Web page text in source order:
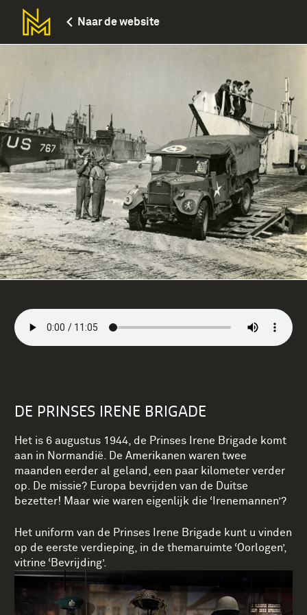
Naar de website
DE PRINSES IRENE BRIGADE
Het is 6 augustus 1944, de Prinses Irene Brigade komt
aan in Normandië. De Amerikanen waren twee
maanden eerder al geland, een paar kilometer verder
op. De missie? Europa bevrijden van de Duitse
bezetter! Maar wie waren eigenlijk die ‘Irenemannen’?
Het uniform van de Prinses Irene Brigade kunt u vinden
op de eerste verdieping, in de themaruimte ‘Oorlogen’,
vitrine ‘Bevrijding’.